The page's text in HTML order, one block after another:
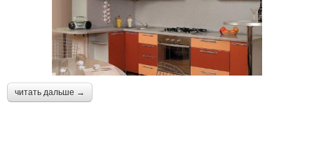
читать дальше →